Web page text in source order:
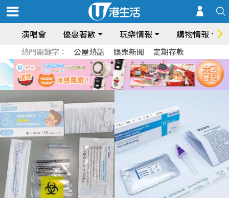
演唱會 優惠著數 玩樂情報 購物情報
熱門關鍵字： 公屋熱話 娛樂新聞 定期存款